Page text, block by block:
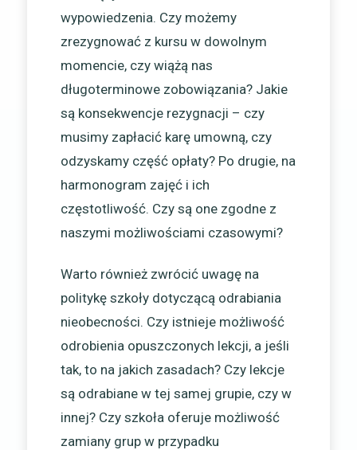
wypowiedzenia. Czy możemy
zrezygnować z kursu w dowolnym
momencie, czy wiążą nas
długoterminowe zobowiązania? Jakie
są konsekwencje rezygnacji – czy
musimy zapłacić karę umowną, czy
odzyskamy część opłaty? Po drugie, na
harmonogram zajęć i ich
częstotliwość. Czy są one zgodne z
naszymi możliwościami czasowymi?
Warto również zwrócić uwagę na
politykę szkoły dotyczącą odrabiania
nieobecności. Czy istnieje możliwość
odrobienia opuszczonych lekcji, a jeśli
tak, to na jakich zasadach? Czy lekcje
są odrabiane w tej samej grupie, czy w
innej? Czy szkoła oferuje możliwość
zamiany grup w przypadku